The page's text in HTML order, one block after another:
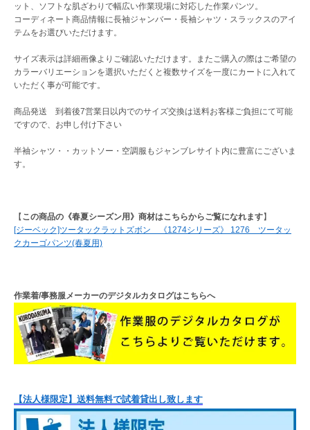
ット、ソフトな肌ざわりで幅広い作業現場に対応した作業パンツ。
コーディネート商品情報に長袖ジャンバー・長袖シャツ・スラックスのアイ
テムをお選びいただけます。
サイズ表示は詳細画像よりご確認いただけます。またご購入の際はご希望の
カラーバリエーションを選択いただくと複数サイズを一度にカートに入れて
いただく事が可能です。
商品発送 到着後7営業日以内でのサイズ交換は送料お客様ご負担にて可能
ですので、お申し付け下さい
半袖シャツ・・カットソー・空調服もジャンブレサイト内に豊富にございま
す。
【この商品の《春夏シーズン用》商材はこちらからご覧になれます】
[ジーベック]ツータックラットズボン 《1274シリーズ》 1276 ツータッ
クカーゴパンツ(春夏用)
作業着/事務服メーカーのデジタルカタログはこちらへ
【法人様限定】送料無料で試着貸出し致します